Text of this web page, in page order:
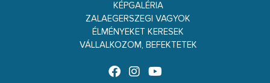
KÉPGALÉRIA
ZALAEGERSZEGI VAGYOK
ÉLMÉNYEKET KERESEK
VÁLLALKOZOM, BEFEKTETEK